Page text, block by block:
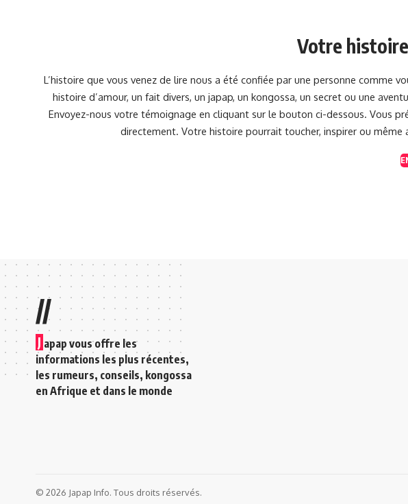
Votre
L’histoire que vous venez de lire nous a été confiée par une personne comme
histoire d’amour, un fait divers, un japap, un kongossa, un secret ou une
Envoyez-nous votre témoignage en cliquant sur le bouton ci-dessous. Vous
directement. Votre histoire pourrait toucher, inspirer ou même
//
J apap vous offre les
informations les plus récentes,
les rumeurs, conseils, kongossa
en Afrique et dans le monde
© 2026 Japap Info. Tous droits réservés.